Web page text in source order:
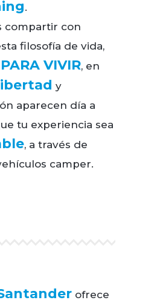
.
compartir con
filosofía de vida,
VIVIR, en
y
aparecen día a
tu experiencia sea
, a través de
camper.
ofrece